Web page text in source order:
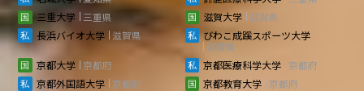
三重大学
三重県 滋賀大学 滋賀県
長浜バイオ大学 滋賀県
びわこ成蹊スポーツ大学
滋賀県
京都大学 京都府 京都医療科学大学 京都府
京都外国語大学 京都府 京都教育大学 京都府